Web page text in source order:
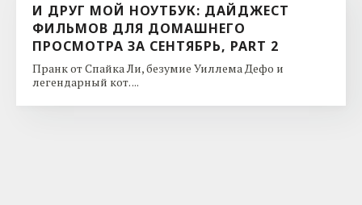
И ДРУГ МОЙ НОУТБУК: ДАЙДЖЕСТ
ФИЛЬМОВ ДЛЯ ДОМАШНЕГО
ПРОСМОТРА ЗА СЕНТЯБРЬ, PART 2
Пранк от Спайка Ли, безумие Уиллема Дефо и
легендарный кот. ...